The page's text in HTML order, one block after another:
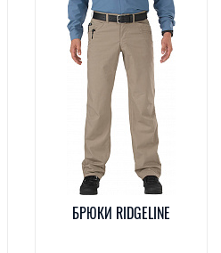
БРЮКИ RIDGELINE